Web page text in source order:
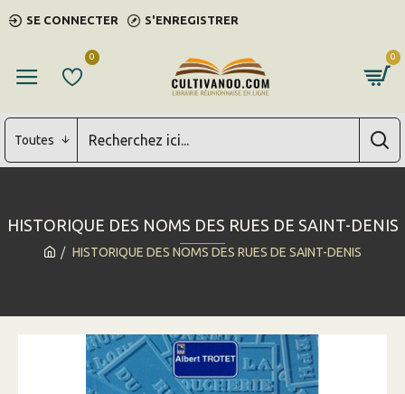
SE CONNECTER S'ENREGISTRER
0 0
Toutes
HISTORIQUE DES NOMS DES RUES DE SAINT-DENIS
HISTORIQUE DES NOMS DES RUES DE SAINT-DENIS